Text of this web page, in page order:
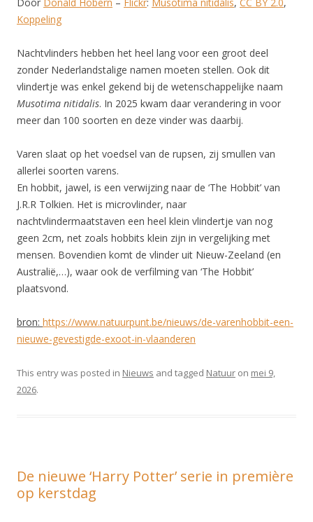
Koppeling
Nachtvlinders hebben het heel lang voor een groot deel
zonder Nederlandstalige namen moeten stellen. Ook dit
vlindertje was enkel gekend bij de wetenschappelijke naam
Musotima nitidalis. In 2025 kwam daar verandering in voor
meer dan 100 soorten en deze vinder was daarbij.
Varen slaat op het voedsel van de rupsen, zij smullen van
allerlei soorten varens.
En hobbit, jawel, is een verwijzing naar de ‘The Hobbit’ van
J.R.R Tolkien. Het is microvlinder, naar
nachtvlindermaatstaven een heel klein vlindertje van nog
geen 2cm, net zoals hobbits klein zijn in vergelijking met
mensen. Bovendien komt de vlinder uit Nieuw-Zeeland (en
Australië,…), waar ook de verfilming van ‘The Hobbit’
plaatsvond.
bron: https://www.natuurpunt.be/nieuws/de-varenhobbit-een-
nieuwe-gevestigde-exoot-in-vlaanderen
This entry was posted in Nieuws and tagged Natuur on mei 9,
2026.
De nieuwe ‘Harry Potter’ serie in première
op kerstdag